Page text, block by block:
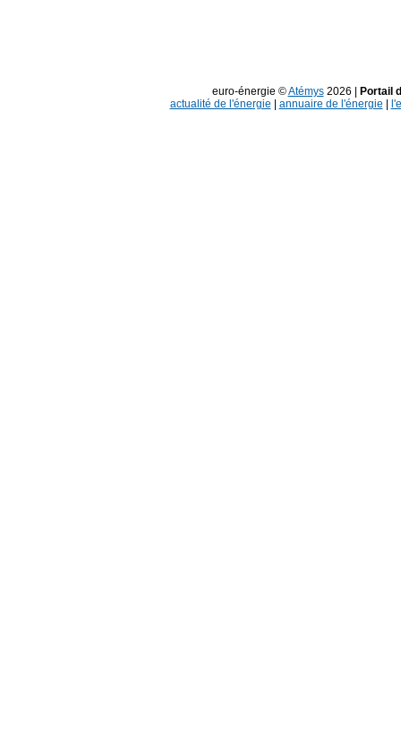
euro-énergie ©Atémys2026 |
Portail
actualité de l'énergie
annuaire de l'énergie